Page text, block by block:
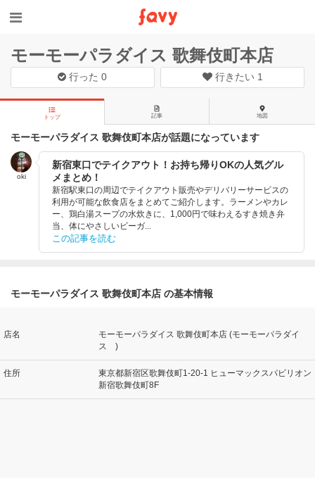
モーモーパラダイス 歌舞伎町本店
行った0 行きたい 1
トップ 記事 地図
モーモーパラダイス 歌舞伎町本店が話題になっています
oki
新宿東口でテイクアウト！お持ち帰りOKの人気グル
メまとめ！
新宿駅東口の周辺でテイクアウト販売やデリバリーサービスの
利用が可能な飲食店をまとめてご紹介します。ラーメンやカレ
ー、鶏白湯スープの水炊きに、1,000円で味わえるすき焼き弁
当、体にやさしいビーガ...
この記事を読む
モーモーパラダイス 歌舞伎町本店 の基本情報
店名
モーモーパラダイス 歌舞伎町本店 (モーモーパラダイ
ス )
住所
東京都新宿区歌舞伎町1-20-1 ヒューマックスパビリオン
新宿歌舞伎町8F